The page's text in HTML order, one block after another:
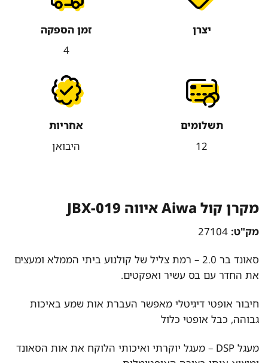
יצרן
זמן הספקה
4
תשלומים
12
אחריות
היבואן
מקרן קול Aiwa איווה JBX-019
מק"ט:27104
סאונד בר 2.0 – רמת צליל של קולנוע ביתי הממלא ומעצים
את החדר עם בס עשיר ואפקטים.
חיבור אופטי דיגיטלי מאפשר העברת אות שמע באיכות
גבוהה, כבל אופטי כלול
מעגל DSP – מעגל יוקרתי ואיכותי הלוקח את אות הסאונד